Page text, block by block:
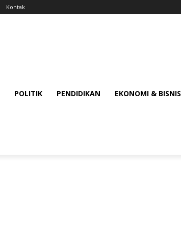
Kontak
POLITIK PENDIDIKAN EKONOMI & BISNIS